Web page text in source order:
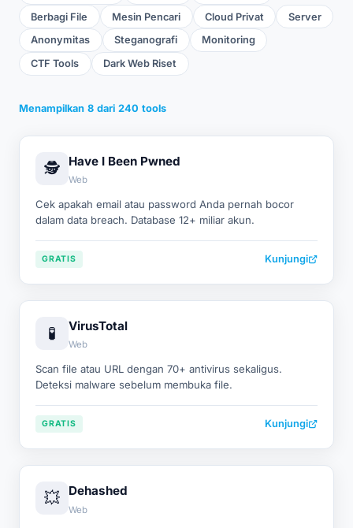
Berbagi File
Mesin Pencari Cloud Privat
Server
Anonymitas
Steganografi
Monitoring
CTF Tools
Dark Web Riset
Menampilkan 8 dari 240 tools
🕵️ Have I Been Pwned
Web
Cek apakah email atau password Anda pernah bocor
dalam data breach. Database 12+ miliar akun.
GRATIS Kunjungi
🧪 VirusTotal
Web
Scan file atau URL dengan 70+ antivirus sekaligus.
Deteksi malware sebelum membuka file.
GRATIS Kunjungi
💥 Dehashed
Web